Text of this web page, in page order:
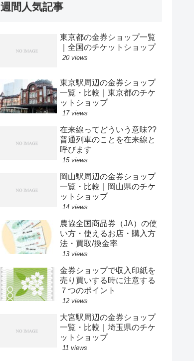
週間人気記事
東京都の金券ショップ一覧
｜全国のチケットショップ
20 views
東京駅周辺の金券ショップ
一覧・比較｜東京都のチケ
ットショップ
17 views
在来線ってどういう意味??
普通列車のことを在来線と
呼びます
15 views
岡山駅周辺の金券ショップ
一覧・比較｜岡山県のチケ
ットショップ
14 views
農協全国商品券（JA）の使
い方・使えるお店・購入方
法・買取/換金率
13 views
金券ショップで収入印紙を
売り買いする時に注意する
７つのポイント
12 views
大宮駅周辺の金券ショップ
一覧・比較｜埼玉県のチケ
ットショップ
11 views